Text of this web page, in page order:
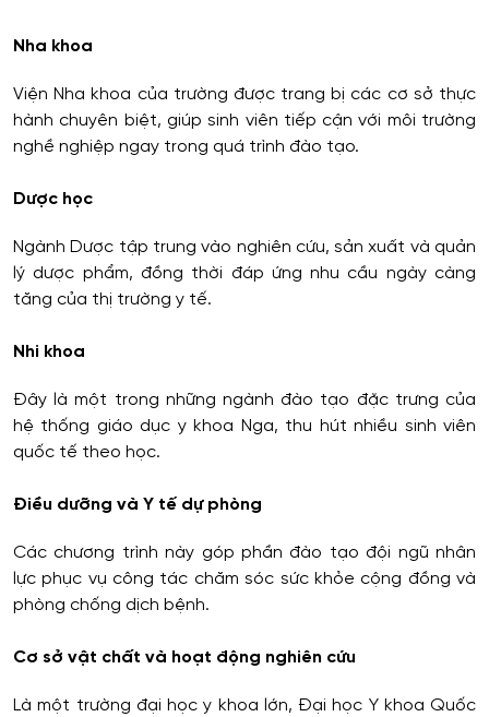
Nha khoa
Viện Nha khoa của trường được trang bị các cơ sở thực
hành chuyên biệt, giúp sinh viên tiếp cận với môi trường
nghề nghiệp ngay trong quá trình đào tạo.
Dược học
Ngành Dược tập trung vào nghiên cứu, sản xuất và quản
lý dược phẩm, đồng thời đáp ứng nhu cầu ngày càng
tăng của thị trường y tế.
Nhi khoa
Đây là một trong những ngành đào tạo đặc trưng của
hệ thống giáo dục y khoa Nga, thu hút nhiều sinh viên
quốc tế theo học.
Điều dưỡng và Y tế dự phòng
Các chương trình này góp phần đào tạo đội ngũ nhân
lực phục vụ công tác chăm sóc sức khỏe cộng đồng và
phòng chống dịch bệnh.
Cơ sở vật chất và hoạt động nghiên cứu
Là một trường đại học y khoa lớn, Đại học Y khoa Quốc